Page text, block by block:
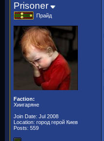
Prisoner
Прайд
Faction:
Хиигаряне
Join Date: Jul 2008
Location: город герой Киев
Posts: 559